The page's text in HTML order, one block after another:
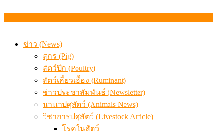
ข่าว (News)
สุกร (Pig)
สัตว์ปีก (Poultry)
สัตว์เคี้ยวเอื้อง (Ruminant)
ข่าวประชาสัมพันธ์ (Newsletter)
นานาปศุสัตว์ (Animals News)
วิชาการปศุสัตว์ (Livestock Article)
โรคในสัตว์